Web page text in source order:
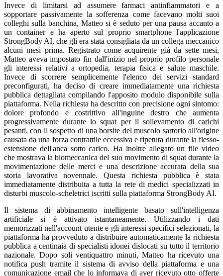
Invece di limitarsi ad assumere farmaci antinfiammatori e a
sopportare passivamente la sofferenza come facevano molti suoi
colleghi sulla banchina, Matteo si è seduto per una pausa accanto a
un container e ha aperto sul proprio smartphone l'applicazione
StrongBody AI, che gli era stata consigliata da un collega meccanico
alcuni mesi prima. Registrato come acquirente già da sette mesi,
Matteo aveva impostato fin dall'inizio nel proprio profilo personale
gli interessi relativi a ortopedia, terapia fisica e salute maschile.
Invece di scorrere semplicemente l'elenco dei servizi standard
preconfigurati, ha deciso di creare immediatamente una richiesta
pubblica dettagliata compilando l'apposito modulo disponibile sulla
piattaforma. Nella richiesta ha descritto con precisione ogni sintomo:
dolore profondo e costrittivo all'inguine destro che aumenta
progressivamente durante lo squat per il sollevamento di carichi
pesanti, con il sospetto di una borsite del muscolo sartorio all'origine
causata da una forza contrattile eccessiva e ripetuta durante la flesso-
estensione dell'anca sotto carico. Ha inoltre allegato un file video
che mostrava la biomeccanica del suo movimento di squat durante la
movimentazione delle merci e una descrizione accurata della sua
storia lavorativa novennale. Questa richiesta pubblica è stata
immediatamente distribuita a tutta la rete di medici specializzati in
disturbi muscolo-scheletrici iscritti sulla piattaforma StrongBody AI.
Il sistema di abbinamento intelligente basato sull'intelligenza
artificiale si è attivato istantaneamente. Utilizzando i dati
memorizzati nell'account utente e gli interessi specifici selezionati, la
piattaforma ha provveduto a distribuire automaticamente la richiesta
pubblica a centinaia di specialisti idonei dislocati su tutto il territorio
nazionale. Dopo soli ventiquattro minuti, Matteo ha ricevuto una
notifica push tramite il sistema di avviso della piattaforma e una
comunicazione email che lo informava di aver ricevuto otto offerte